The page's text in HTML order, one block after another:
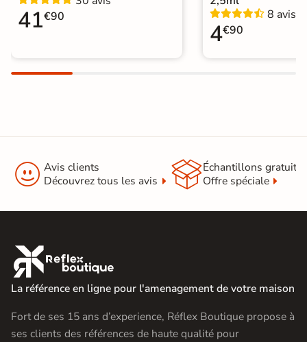
Carrelage sol cuisine|
41€90
8 avis
4€90
 Avis clients
Découvrez tous les avis
Échantillons gratuit
Offre spéciale

La référence en ligne pour l'amenagement de votre maison
Fort de ses 15 ans d’experience, Réflex Boutique propose à
ses clients des références de haute qualité pour